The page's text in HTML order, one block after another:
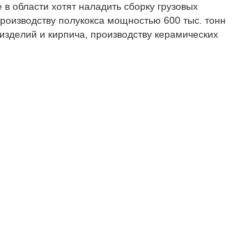
хотят наладить сборку грузовых
полукокса мощностью 600 тыс. тонн
и кирпича, производству керамических